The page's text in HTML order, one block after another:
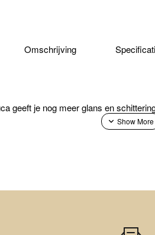
Omschrijving
geeft je nog meer glans en